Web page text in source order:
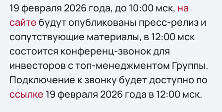
19 февраля 2026 года, до 10:00 мск, на
сайтебудут опубликованы пресс-релиз и
сопутствующие материалы, в 12:00 мск
состоится конференц-звонок для
инвесторов с топ-менеджментом Группы.
Подключение к звонку будет доступно по
ссылке 19 февраля 2026 года в 12:00 мск.